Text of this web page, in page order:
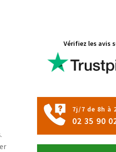
.
Vérifiez les avis
7j/7 de 8h à
02 35 90